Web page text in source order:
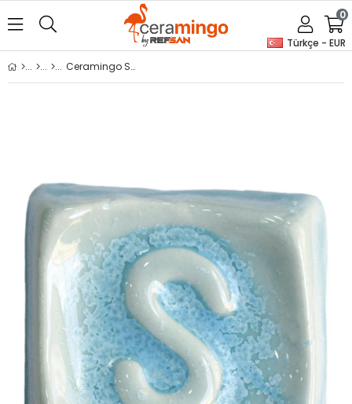
Türkçe - EUR
0
Ceramingo Stoneware Sırı - SG 1523 - Amazonite